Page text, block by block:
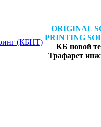
ORIGINAL
PRINTING
КБ новой
Трафарет